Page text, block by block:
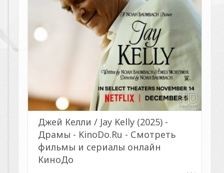
Джей Келли / Jay Kelly (2025) -
Драмы - KinoDo.Ru - Смотреть
фильмы и сериалы онлайн
КиноДо